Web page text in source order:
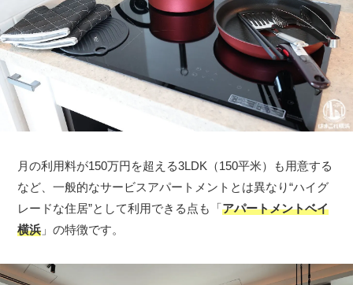
月の利用料が150万円を超える3LDK（150平米）も用意する
など、一般的なサービスアパートメントとは異なり“ハイグ
レードな住居”として利用できる点も「アパートメントベイ
横浜 」の特徴です。